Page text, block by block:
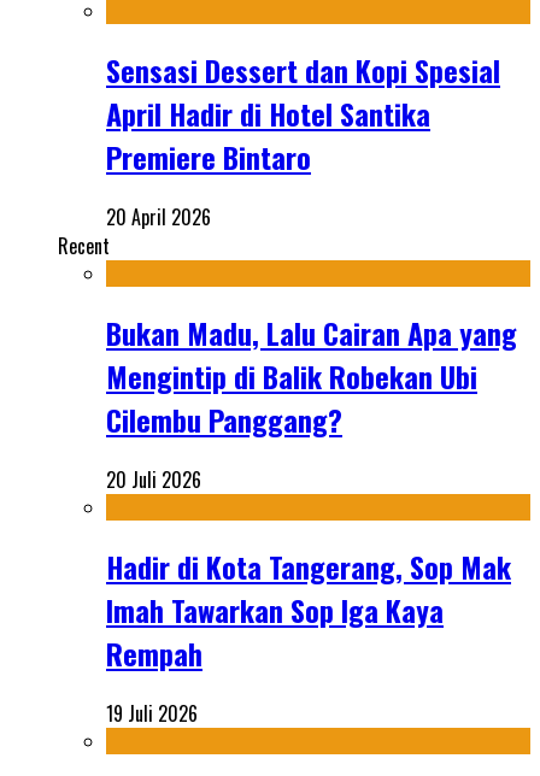
Sensasi Dessert dan Kopi Spesial
April Hadir di Hotel Santika
Premiere Bintaro
20 April 2026
Recent
Bukan Madu, Lalu Cairan Apa yang
Mengintip di Balik Robekan Ubi
Cilembu Panggang?
20 Juli 2026
Hadir di Kota Tangerang, Sop Mak
Imah Tawarkan Sop Iga Kaya
Rempah
19 Juli 2026